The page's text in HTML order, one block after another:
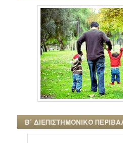
Β΄ ΔΙΕΠΙΣΤΗΜΟΝΙΚΟ